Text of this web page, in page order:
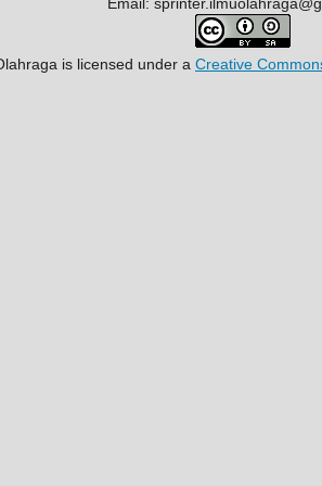
is licensed under a Creative